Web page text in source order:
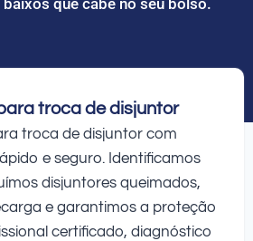
troca de disjuntor
troca de disjuntor com
e seguro. Identificamos
disjuntores queimados,
e garantimos a proteção
certificado, diagnóstico